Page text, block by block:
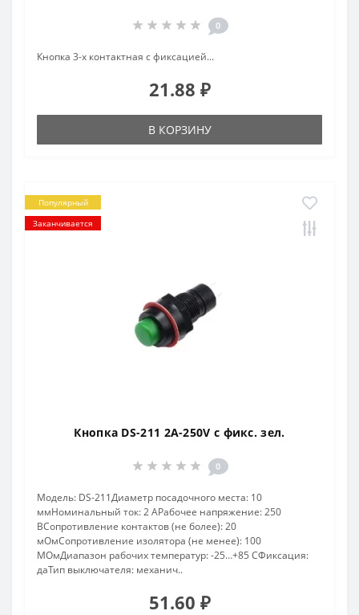
0
Кнопка 3-х контактная с фиксацией...
21.88 ₽
В КОРЗИНУ
Популярный
Заканчивается
Кнопка DS-211 2A-250V с фикс. зел.
0
Модель: DS-211Диаметр посадочного места: 10
ммНоминальный ток: 2 АРабочее напряжение: 250
ВСопротивление контактов (не более): 20
мОмСопротивление изолятора (не менее): 100
МОмДиапазон рабочих температур: -25…+85 СФиксация:
даТип выключателя: механич..
51.60 ₽